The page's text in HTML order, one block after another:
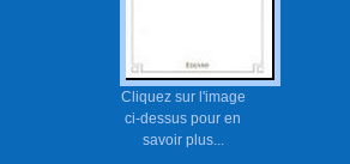
Cliquez sur l'image
ci-dessus pour en
savoir plus...